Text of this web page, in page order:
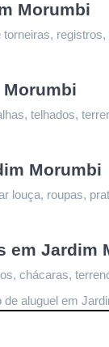
Morumbi
torneiras,
telhados,
Morumbi
louça, roupas,
em Jardim
chácaras,
aluguel em